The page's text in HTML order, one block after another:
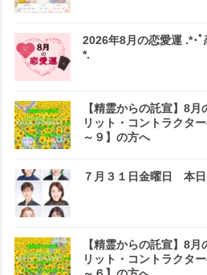
2026年8月の恋愛運 .*･
*.
【精霊からの託宣】8
リット・コントラクタ
～９】の方へ
７月３１日金曜日 本
【精霊からの託宣】8
リット・コントラクタ